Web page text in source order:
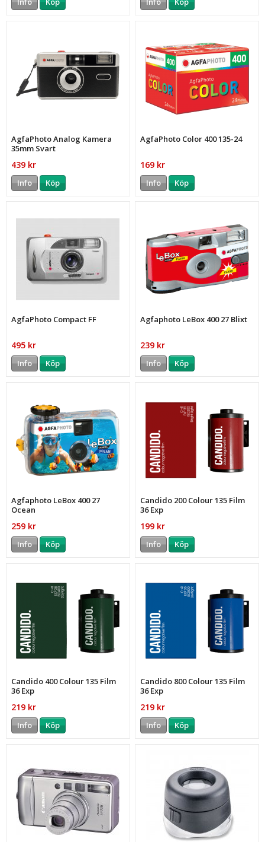
AgfaPhoto Analog Kamera
35mm Svart
439 kr
Info Köp
AgfaPhoto Color 400 135-24
169 kr
Info Köp
AgfaPhoto Compact FF
495 kr
Info Köp
Agfaphoto LeBox 400 27 Blixt
239 kr
Info Köp
Agfaphoto LeBox 400 27
Ocean
259 kr
Info Köp
Candido 200 Colour 135 Film
36 Exp
199 kr
Info Köp
Candido 400 Colour 135 Film
36 Exp
219 kr
Info Köp
Candido 800 Colour 135 Film
36 Exp
219 kr
Info Köp